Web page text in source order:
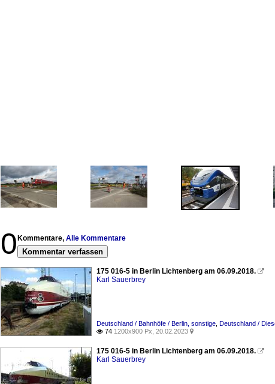
0 Kommentare, Alle Kommentare
Kommentar verfassen
175 016-5 in Berlin Lichtenberg am 06.09.2018. 
Karl Sauerbrey
Deutschland / Bahnhöfe / Berlin, sonstige Deutschland /
 74 1200x900 Px, 20.02.2023 
175 016-5 in Berlin Lichtenberg am 06.09.2018. 
Karl Sauerbrey